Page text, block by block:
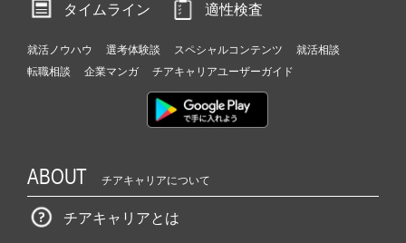
タイムライン
適性検査
就活ノウハウ 選考体験談 スペシャルコンテンツ
就活相談
転職相談
企業マンガ チアキャリアユーザーガイド
ABOUT チアキャリアについて
チアキャリアとは